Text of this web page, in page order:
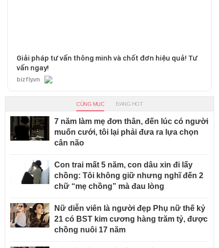
Giải pháp tư vấn thông minh và chốt đơn hiệu quả! Tư
vấn ngay!
bizfly.vn
CÙNG MỤC ĐANG HOT
7 năm làm mẹ đơn thân, đến lúc có người
muốn cưới, tôi lại phải đưa ra lựa chọn
cân não
Con trai mất 5 năm, con dâu xin đi lấy
chồng: Tôi không giữ nhưng nghĩ đến 2
chữ “mẹ chồng” mà đau lòng
Nữ diễn viên là người đẹp Phụ nữ thế kỷ
21 có BST kim cương hàng trăm tỷ, được
chồng nuôi 17 năm